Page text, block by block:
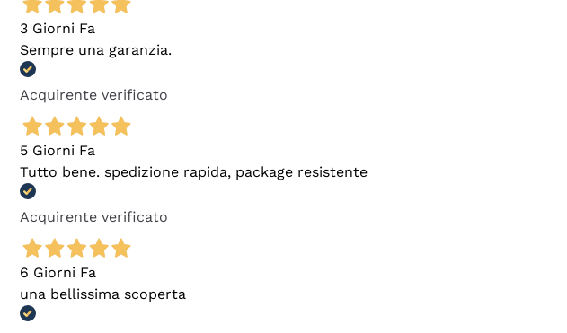
3 Giorni Fa
Sempre una garanzia.
Acquirente verificato
5 Giorni Fa
Tutto bene. spedizione rapida, package resistente
Acquirente verificato
6 Giorni Fa
una bellissima scoperta